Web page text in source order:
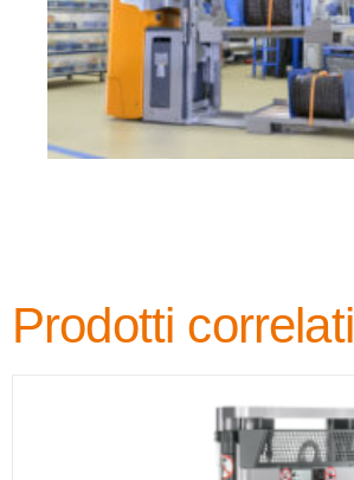
Prodotti correlati